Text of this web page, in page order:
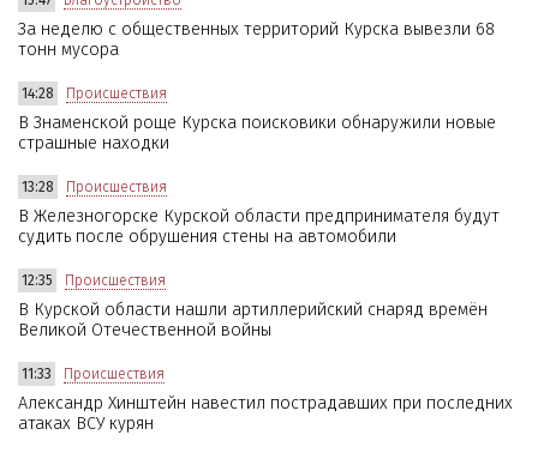
За неделю с общественных территорий Курска вывезли 68
тонн мусора
14:28 Происшествия
В Знаменской роще Курска поисковики обнаружили новые
страшные находки
13:28 Происшествия
В Железногорске Курской области предпринимателя будут
судить после обрушения стены на автомобили
12:35 Происшествия
В Курской области нашли артиллерийский снаряд времён
Великой Отечественной войны
11:33 Происшествия
Александр Хинштейн навестил пострадавших при последних
атаках ВСУ курян